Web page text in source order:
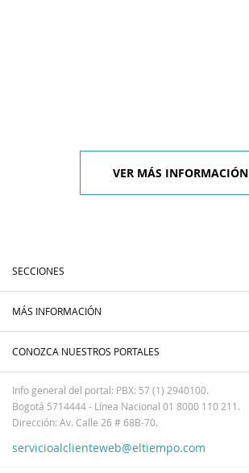
VER MÁS INFORMACIÓN
SECCIONES
MÁS INFORMACIÓN
CONOZCA NUESTROS PORTALES
Info general del portal: PBX: 57 (1) 2940100.
Bogotá 5714444 - Línea Nacional 01 8000 110 211.
Dirección: Av. Calle 26 # 68B-70.
servicioalclienteweb@eltiempo.com